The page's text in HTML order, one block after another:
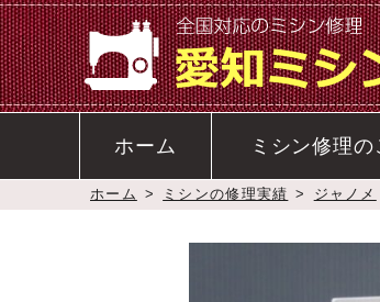
ホーム ミシン修理の
ホーム > ミシンの修理実績 > ジャノメ